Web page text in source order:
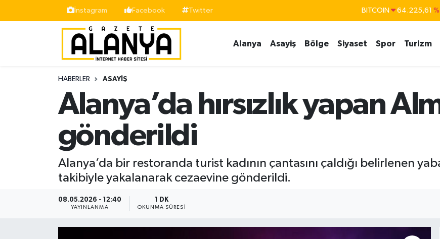
İnstagram Facebook Twitter BITCOIN 64.225,61
EURO 55,0317
BİST100
Alanya Asayiş Bölge Siyaset Spor Turizm
HABERLER ASAYIŞ
Alanya’da hırsızlık yapan
gönderildi
Alanya’da bir restoranda turist kadının çantasını çaldığı belirlenen
takibiyle yakalanarak cezaevine gönderildi.
08.05.2026 - 12:40
YAYINLANMA
1 DK
OKUNMA SÜRESI
Siyaset
İstanbul Nöbetçi Eczaneler
İstanbul Hava Durumu
Süper Lig Puan Durumu ve Fikstür
Tüm Manşetler
Son Dakika Haberleri